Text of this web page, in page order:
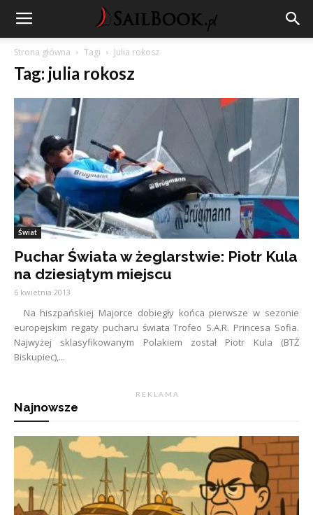
Strona główna Tagi Julia rokosz
Tag: julia rokosz
Świat
Puchar Świata w żeglarstwie: Piotr Kula
na dziesiątym miejscu
6 kwietnia 2013
Na hiszpańskiej Majorce dobiegły końca pierwsze w sezonie
europejskim regaty pucharu świata Trofeo S.A.R. Princesa Sofia.
Najwyżej sklasyfikowanym Polakiem został Piotr Kula (BTŻ
Biskupiec),...
R E K L A M A
Najnowsze